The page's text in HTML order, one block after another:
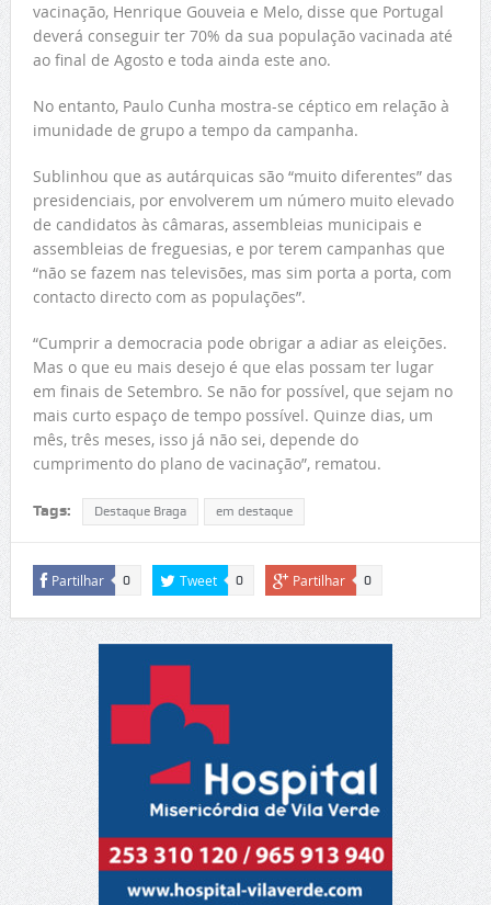
vacinação, Henrique Gouveia e Melo, disse que Portugal
deverá conseguir ter 70% da sua população vacinada até
ao final de Agosto e toda ainda este ano.
No entanto, Paulo Cunha mostra-se céptico em relação à
imunidade de grupo a tempo da campanha.
Sublinhou que as autárquicas são “muito diferentes” das
presidenciais, por envolverem um número muito elevado
de candidatos às câmaras, assembleias municipais e
assembleias de freguesias, e por terem campanhas que
“não se fazem nas televisões, mas sim porta a porta, com
contacto directo com as populações”.
“Cumprir a democracia pode obrigar a adiar as eleições.
Mas o que eu mais desejo é que elas possam ter lugar
em finais de Setembro. Se não for possível, que sejam no
mais curto espaço de tempo possível. Quinze dias, um
mês, três meses, isso já não sei, depende do
cumprimento do plano de vacinação”, rematou.
Tags: Destaque Braga em destaque
Partilhar 0 Tweet 0 Partilhar 0